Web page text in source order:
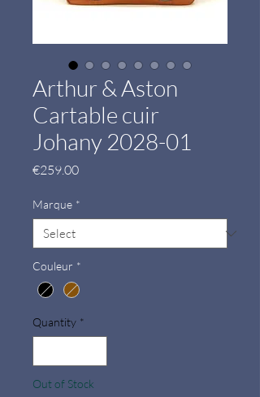
Arthur & Aston
Cartable cuir
Johany 2028-01
€259.00Price
Marque *
Couleur *
Quantity *
Out of Stock